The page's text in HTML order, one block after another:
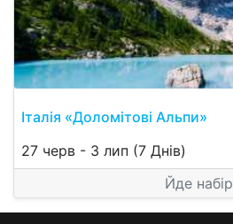
Італія «Доломітові Альпи»
27 черв - 3 лип (7 Днів)
Йде набір